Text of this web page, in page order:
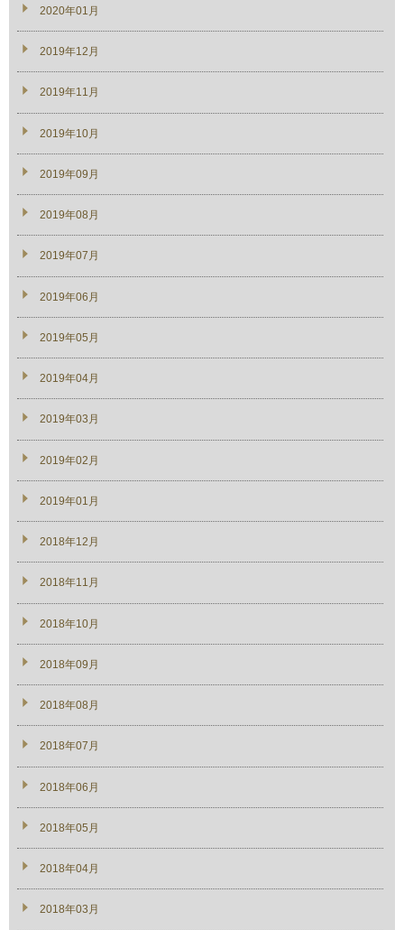
2020年01月
2019年12月
2019年11月
2019年10月
2019年09月
2019年08月
2019年07月
2019年06月
2019年05月
2019年04月
2019年03月
2019年02月
2019年01月
2018年12月
2018年11月
2018年10月
2018年09月
2018年08月
2018年07月
2018年06月
2018年05月
2018年04月
2018年03月